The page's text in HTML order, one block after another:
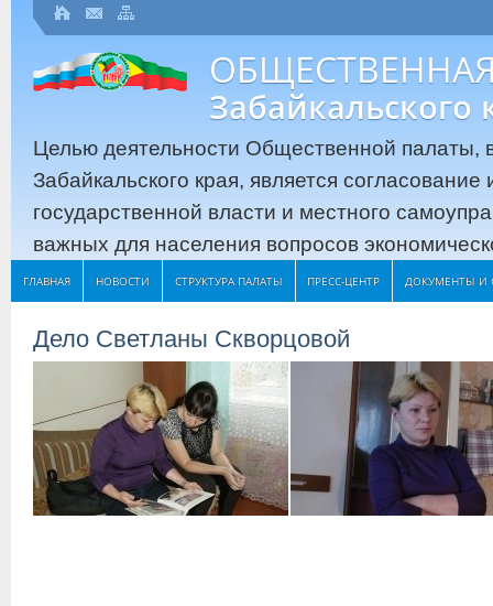
Забайкальского
Целью деятельности Общественной палаты,
Забайкальского края, является
государственной власти и местного
важных для населения вопросов
ГЛАВНАЯ НОВОСТИ СТРУКТУРА ПАЛАТЫ ПРЕСС-ЦЕНТР ДОКУМЕНТЫ И
Дело Светланы Скворцовой